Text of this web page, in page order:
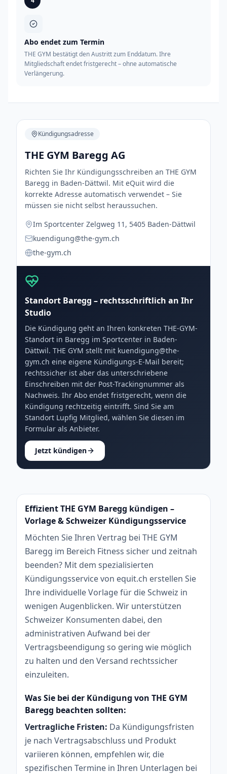
Abo endet zum Termin
THE GYM bestätigt den Austritt zum Enddatum. Ihre
Mitgliedschaft endet fristgerecht – ohne automatische
Verlängerung.
Kündigungsadresse
THE GYM Baregg AG
Richten Sie Ihr Kündigungsschreiben an THE GYM
Baregg in Baden-Dättwil. Mit eQuit wird die
korrekte Adresse automatisch verwendet – Sie
müssen sie nicht selbst heraussuchen.
Im Sportcenter Zelgweg 11, 5405 Baden-Dättwil
kuendigung@the-gym.ch
the-gym.ch
Standort Baregg – rechtsschriftlich an Ihr
Studio
Die Kündigung geht an Ihren konkreten THE-GYM-
Standort in Baregg im Sportcenter in Baden-
Dättwil. THE GYM stellt mit kuendigung@the-
gym.ch eine eigene Kündigungs-E-Mail bereit;
rechtssicher ist aber das unterschriebene
Einschreiben mit der Post-Trackingnummer als
Nachweis. Ihr Abo endet fristgerecht, wenn die
Kündigung rechtzeitig eintrifft. Sind Sie am
Standort Lupfig Mitglied, wählen Sie diesen im
Formular als Anbieter.
Jetzt kündigen
Effizient THE GYM Baregg kündigen –
Vorlage & Schweizer Kündigungsservice
Möchten Sie Ihren Vertrag bei THE GYM
Baregg im Bereich Fitness sicher und zeitnah
beenden? Mit dem spezialisierten
Kündigungsservice von equit.ch erstellen Sie
Ihre individuelle Vorlage für die Schweiz in
wenigen Augenblicken. Wir unterstützen
Schweizer Konsumenten dabei, den
administrativen Aufwand bei der
Vertragsbeendigung so gering wie möglich
zu halten und den Versand rechtssicher
einzuleiten.
Was Sie bei der Kündigung von THE GYM
Baregg beachten sollten:
Vertragliche Fristen: Da Kündigungsfristen
je nach Vertragsabschluss und Produkt
variieren können, empfehlen wir, die
spezifischen Termine in Ihren Unterlagen bei